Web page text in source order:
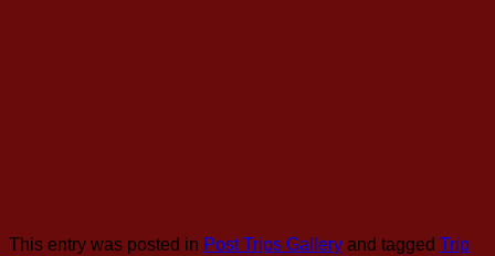
This entry was posted in Post Trips Gallery and tagged Trip